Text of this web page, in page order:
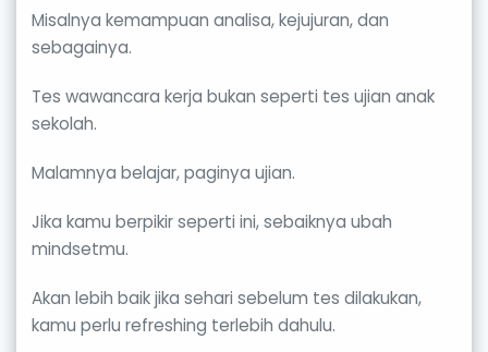
Misalnya kemampuan analisa, kejujuran, dan
sebagainya.
Tes wawancara kerja bukan seperti tes ujian anak
sekolah.
Malamnya belajar, paginya ujian.
Jika kamu berpikir seperti ini, sebaiknya ubah
mindsetmu.
Akan lebih baik jika sehari sebelum tes dilakukan,
kamu perlu refreshing terlebih dahulu.